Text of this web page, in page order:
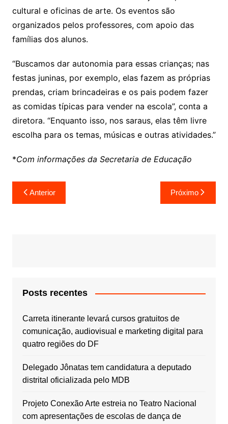
cultural e oficinas de arte. Os eventos são
organizados pelos professores, com apoio das
famílias dos alunos.
“Buscamos dar autonomia para essas crianças; nas
festas juninas, por exemplo, elas fazem as próprias
prendas, criam brincadeiras e os pais podem fazer
as comidas típicas para vender na escola”, conta a
diretora. “Enquanto isso, nos saraus, elas têm livre
escolha para os temas, músicas e outras atividades.”
*Com informações da Secretaria de Educação
Navegação
de
Anterior Próximo
Posts recentes
Carreta itinerante levará cursos gratuitos de
comunicação, audiovisual e marketing digital para
quatro regiões do DF
Delegado Jônatas tem candidatura a deputado
distrital oficializada pelo MDB
Projeto Conexão Arte estreia no Teatro Nacional
com apresentações de escolas de dança de